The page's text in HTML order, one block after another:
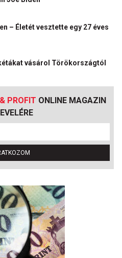
– Életét vesztette egy 27 éves
vásárol Törökországtól
PROFIT ONLINE MAGAZIN